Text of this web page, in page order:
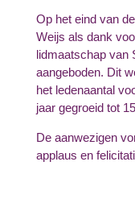
Op het eind van
Weijs als dank
lidmaatschap van
aangeboden. Dit
het ledenaantal
jaar gegroeid tot
De aanwezigen
applaus en